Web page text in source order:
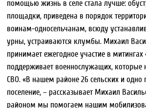
соотечественниках, участниках Великой Отечественной
войны, вдовах, тружениках тыла, инвалидах и молодежи.
Каждое обращение жителей находится у него на контроле.
Михаил Васильевич считает, что в его работе нет мелочей.
Он старается сделать так, чтобы его соотечественники могли
Васильевич поощрен благодарственными письмами
губернатора Хабаровского края.
Его супруга Татьяна Андреевна – хореограф, балетмейстер.
Танцует с детства. «Спасибо моему хореографу, – говорит
Татьяна Андреевна, – мечта моего детства – учить танцам –
сбылась». Она руководит танцевальным коллективом